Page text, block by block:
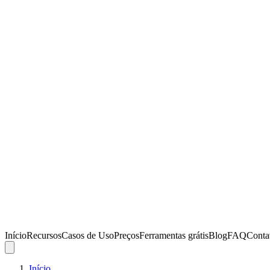
InícioRecursosCasos de UsoPreçosFerramentas grátisBlogFAQ